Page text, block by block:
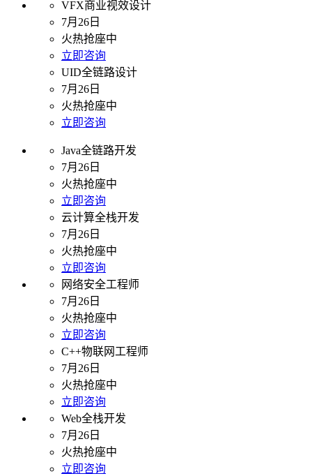
VFX商业视效设计
7月26日
火热抢座中
立即咨询
UID全链路设计
7月26日
火热抢座中
立即咨询
Java全链路开发
7月26日
火热抢座中
立即咨询
云计算全栈开发
7月26日
火热抢座中
立即咨询
网络安全工程师
7月26日
火热抢座中
立即咨询
C++物联网工程师
7月26日
火热抢座中
立即咨询
Web全栈开发
7月26日
火热抢座中
立即咨询